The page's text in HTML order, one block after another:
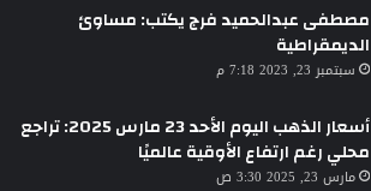
مصطفى عبدالحميد فرج يكتب: مساوئ
الديمقراطية
سبتمبر 23, 2023 7:18 م
أسعار الذهب اليوم الأحد 23 مارس 2025: تراجع
محلي رغم ارتفاع الأوقية عالميًا
مارس 23, 2025 3:30 ص